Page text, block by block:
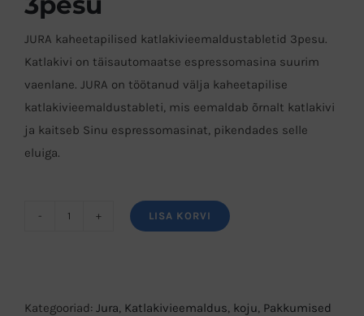
JURA kaheetapilised katlakivieemaldustabletid 3pesu.
Katlakivi on täisautomaatse espressomasina suurim
vaenlane. JURA on töötanud välja kaheetapilise
katlakivieemaldustableti, mis eemaldab õrnalt katlakivi
ja kaitseb Sinu espressomasinat, pikendades selle
eluiga.
LISA KORVI
Kategooriad: Jura, Katlakivieemaldus, koju, Pakkumised